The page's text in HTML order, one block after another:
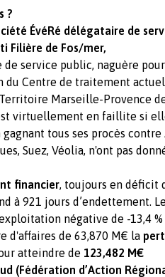
?
ÉvéRé délégataire de
Filière de Fos/mer,
de service public, naguère
du Centre de traitement
Marseille-Provence
virtuellement en faillite si
tous ses procès contre
Suez, Véolia, n'ont pas
financier, toujours en déficit
à 921 jours d’endettement.
négative de -13,4 %
d'affaires de 63,870 M€ la
atteindre de 123,482 M€
(Fédération d’Action